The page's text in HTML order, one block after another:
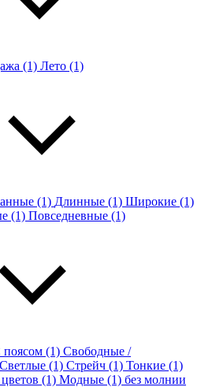
(1) Лето (1)
(1) Длинные (1) Широкие (1)
(1) Повседневные (1)
(1) Свободные /
Светлые (1) Стрейч (1) Тонкие (1)
(1) Модные (1) без молнии